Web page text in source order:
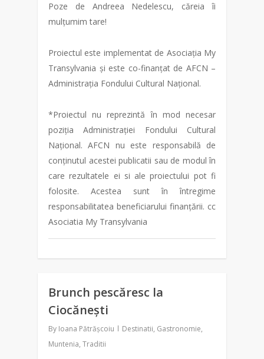
Poze de Andreea Nedelescu, căreia îi
mulțumim tare!
Proiectul este implementat de Asociația My
Transylvania și este co-finanțat de AFCN –
Administrația Fondului Cultural Național.
*Proiectul nu reprezintă în mod necesar
poziția Administrației Fondului Cultural
Național. AFCN nu este responsabilă de
conținutul acestei publicatii sau de modul în
care rezultatele ei si ale proiectului pot fi
folosite. Acestea sunt în întregime
responsabilitatea beneficiarului finanțării. cc
Asociatia My Transylvania
Brunch pescăresc la
Ciocănești
By Ioana Pătrășcoiu Destinatii, Gastronomie,
Muntenia, Traditii
1